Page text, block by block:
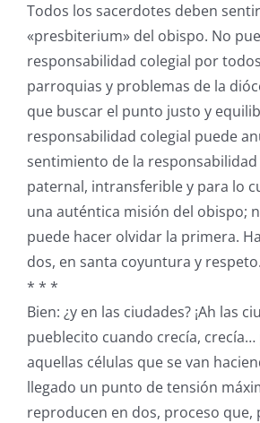
Todos los sacerdotes deben
«presbiterium» del obispo. No
responsabilidad colegial por
parroquias y problemas de la
que buscar el punto justo y
responsabilidad colegial puede
sentimiento de la
paternal, intransferible y para lo
una auténtica misión del obispo;
puede hacer olvidar la primera.
dos, en santa coyuntura y respeto.
* * *
Bien: ¿y en las ciudades? ¡Ah las
pueblecito cuando crecía,
aquellas células que se van
llegado un punto de tensión
reproducen en dos, proceso